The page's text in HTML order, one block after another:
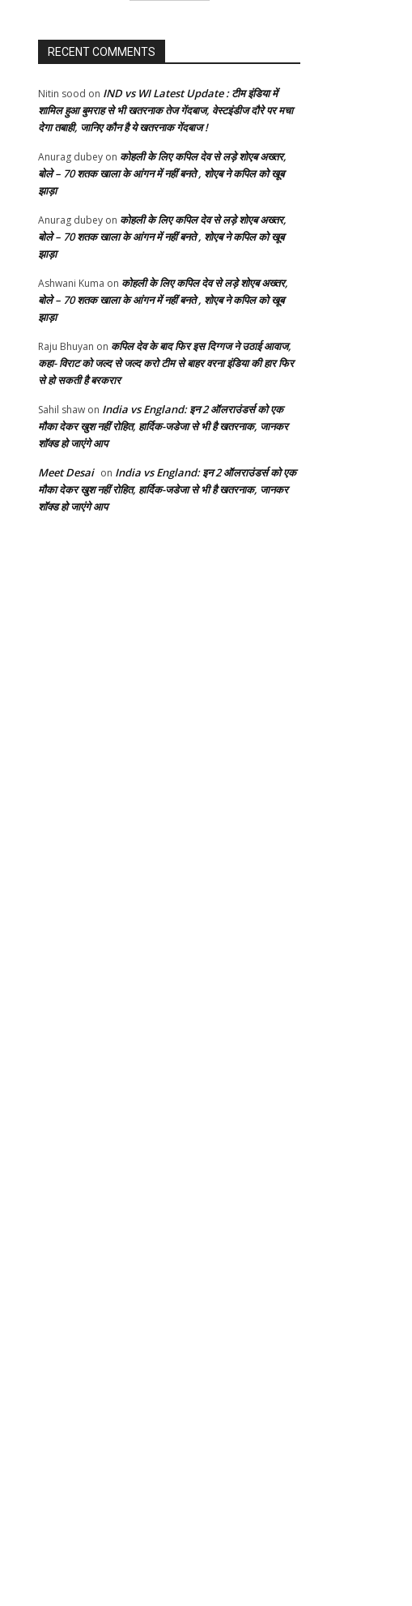
RECENT COMMENTS
Nitin sood on IND vs WI Latest Update : टीम इंडिया में
शामिल हुआ बुमराह से भी खतरनाक तेज गेंदबाज, वेस्टइंडीज दौरे पर मचा
देगा तबाही, जानिए कौन है ये खतरनाक गेंदबाज !
Anurag dubey on कोहली के लिए कपिल देव से लड़े शोएब अख्तर,
बोले – 70 शतक खाला के आंगन में नहीं बनते , शोएब ने कपिल को खूब
झाड़ा
Anurag dubey on कोहली के लिए कपिल देव से लड़े शोएब अख्तर,
बोले – 70 शतक खाला के आंगन में नहीं बनते , शोएब ने कपिल को खूब
झाड़ा
Ashwani Kuma on कोहली के लिए कपिल देव से लड़े शोएब अख्तर,
बोले – 70 शतक खाला के आंगन में नहीं बनते , शोएब ने कपिल को खूब
झाड़ा
Raju Bhuyan on कपिल देव के बाद फिर इस दिग्गज ने उठाई आवाज,
कहा- विराट को जल्द से जल्द करो टीम से बाहर वरना इंडिया की हार फिर
से हो सकती है बरकरार
Sahil shaw on India vs England: इन 2 ऑलराउंडर्स को एक
मौका देकर खुश नहीं रोहित, हार्दिक-जडेजा से भी है खतरनाक, जानकर
शॉक्ड हो जाएंगे आप
Meet Desai on India vs England: इन 2 ऑलराउंडर्स को एक
मौका देकर खुश नहीं रोहित, हार्दिक-जडेजा से भी है खतरनाक, जानकर
शॉक्ड हो जाएंगे आप